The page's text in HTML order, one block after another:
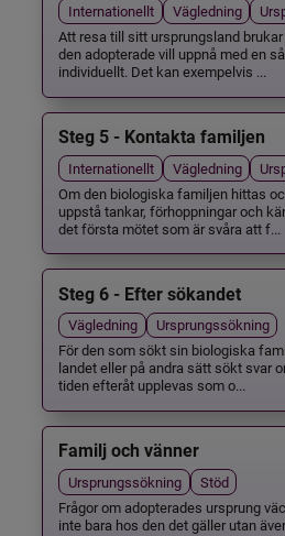
Internationellt Vägledning
Att resa till sitt ursprungsland
den adopterade vill uppnå med en
individuellt. Det kan exempelvis ...
Steg 5 - Kontakta familjen
Internationellt Vägledning
Om den biologiska familjen hittas
uppstå tankar, förhoppningar och
det första mötet som är svåra att f...
Steg 6 - Efter sökandet
Vägledning
Ursprungssökning
För den som sökt sin biologiska
landet eller på andra sätt sökt svar
tiden efteråt upplevas som o...
Familj och vänner
Ursprungssökning
Stöd
Frågor om adopterades ursprung
inte bara hos den det gäller utan